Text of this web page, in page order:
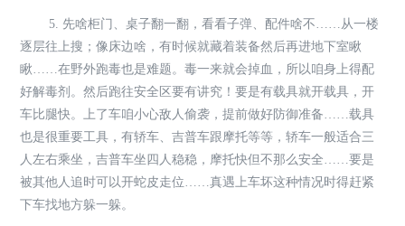
5. 先啥柜门、桌子翻一翻，看看子弹、配件啥不……从一楼
逐层往上搜；像床边啥，有时候就藏着装备然后再进地下室瞅
瞅……在野外跑毒也是难题。毒一来就会掉血，所以咱身上得配
好解毒剂。然后跑往安全区要有讲究！要是有载具就开载具，开
车比腿快。上了车咱小心敌人偷袭，提前做好防御准备……载具
也是很重要工具，有轿车、吉普车跟摩托等等，轿车一般适合三
人左右乘坐，吉普车坐四人稳稳，摩托快但不那么安全……要是
被其他人追时可以开蛇皮走位……真遇上车坏这种情况时得赶紧
下车找地方躲一躲。